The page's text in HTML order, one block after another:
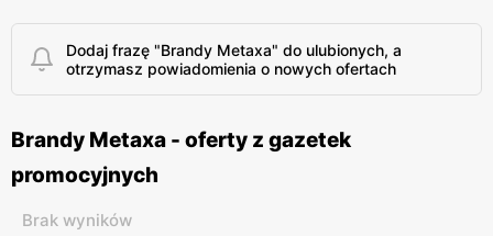
Dodaj frazę "Brandy Metaxa" do ulubionych, a
otrzymasz powiadomienia o nowych ofertach
Brandy Metaxa - oferty z gazetek
promocyjnych
Brak wyników